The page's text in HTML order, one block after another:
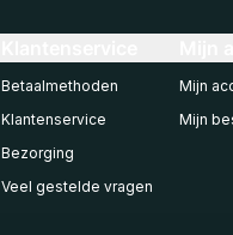
Betaalmethoden
Klantenservice
Bezorging
Veel gestelde vragen
Mijn
Mijn